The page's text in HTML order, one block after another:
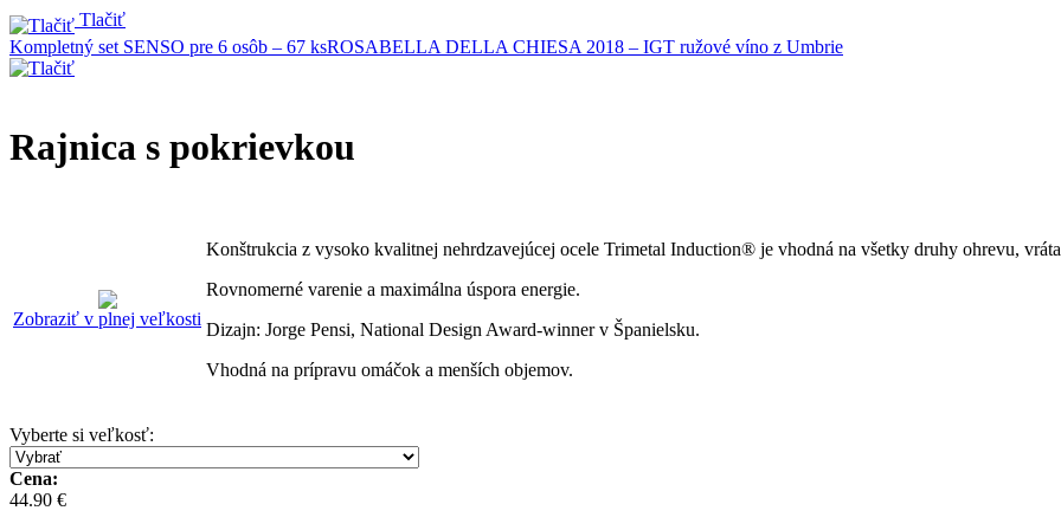
Tlačiť
Kompletný set SENSO pre 6 osôb – 67 ksROSABELLA DELLA CHIESA 2018 – IGT ružové víno z Umbrie
Rajnica s pokrievkou
Zobraziť v plnej veľkosti
Konštrukcia z vysoko kvalitnej nehrdzavejúcej ocele Trimetal Induction® je vhodná na všetky druhy ohrevu,
Rovnomerné varenie a maximálna úspora energie.
Dizajn: Jorge Pensi, National Design Award-winner v Španielsku.
Vhodná na prípravu omáčok a menších objemov.
Vyberte si veľkosť:
Cena:
44.90 €